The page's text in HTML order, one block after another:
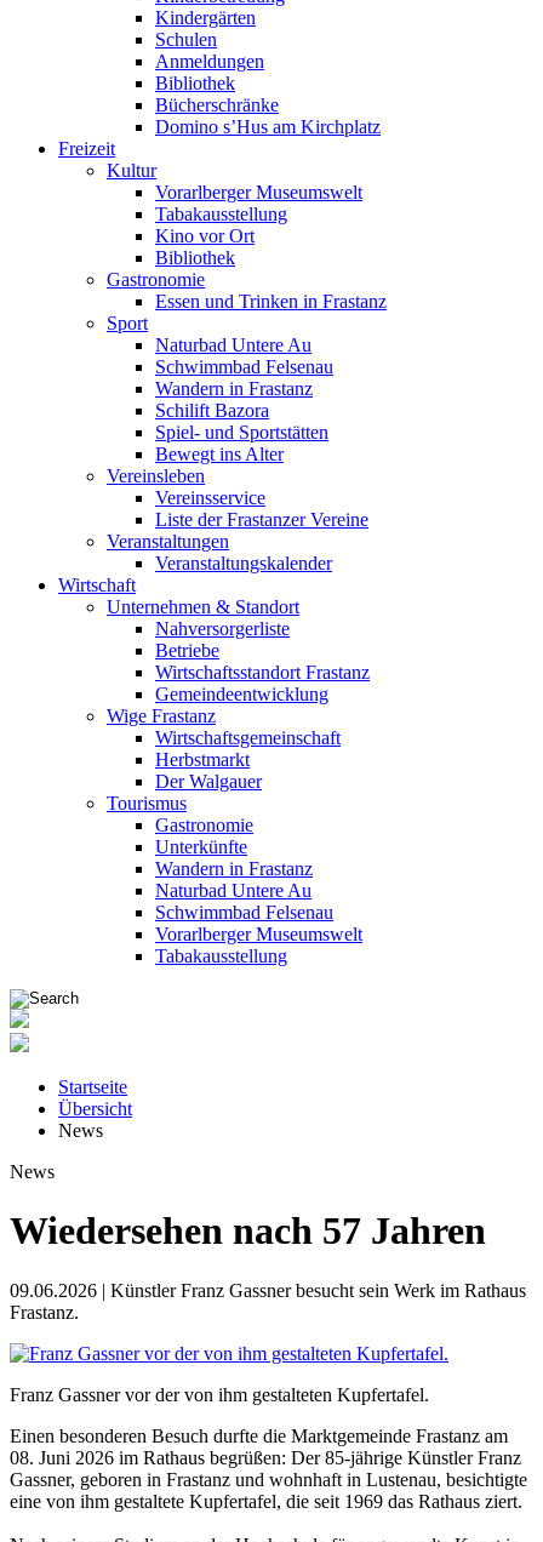
Kindergärten
Schulen
Anmeldungen
Bibliothek
Bücherschränke
Domino s’Hus am Kirchplatz
Freizeit
Kultur
Vorarlberger Museumswelt
Tabakausstellung
Kino vor Ort
Bibliothek
Gastronomie
Essen und Trinken in Frastanz
Sport
Naturbad Untere Au
Schwimmbad Felsenau
Wandern in Frastanz
Schilift Bazora
Spiel- und Sportstätten
Bewegt ins Alter
Vereinsleben
Vereinsservice
Liste der Frastanzer Vereine
Veranstaltungen
Veranstaltungskalender
Wirtschaft
Unternehmen & Standort
Nahversorgerliste
Betriebe
Wirtschaftsstandort Frastanz
Gemeindeentwicklung
Wige Frastanz
Wirtschaftsgemeinschaft
Herbstmarkt
Der Walgauer
Tourismus
Gastronomie
Unterkünfte
Wandern in Frastanz
Naturbad Untere Au
Schwimmbad Felsenau
Vorarlberger Museumswelt
Tabakausstellung
Startseite
Übersicht
News
News
Wiedersehen nach 57 Jahren
09.06.2026 | Künstler Franz Gassner besucht sein Werk im Rathaus
Frastanz.
Franz Gassner vor der von ihm gestalteten Kupfertafel.
Einen besonderen Besuch durfte die Marktgemeinde Frastanz am
08. Juni 2026 im Rathaus begrüßen: Der 85-jährige Künstler Franz
Gassner, geboren in Frastanz und wohnhaft in Lustenau, besichtigte
eine von ihm gestaltete Kupfertafel, die seit 1969 das Rathaus ziert.